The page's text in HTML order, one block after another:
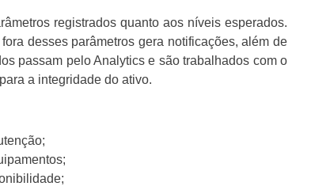
registrados quanto aos níveis esperados.
desses parâmetros gera notificações, além de
passam pelo Analytics e são trabalhados com o
a integridade do ativo.